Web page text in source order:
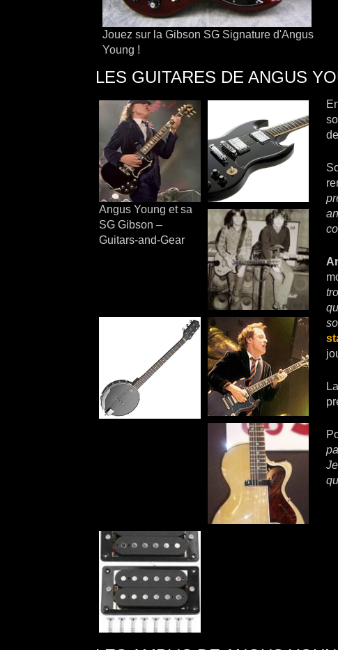
Jouez sur la Gibson SG Signature d'Angus
Young !
LES GUITARES DE ANGUS
Angus Young et sa
SG Gibson –
Guitars-and-Gear